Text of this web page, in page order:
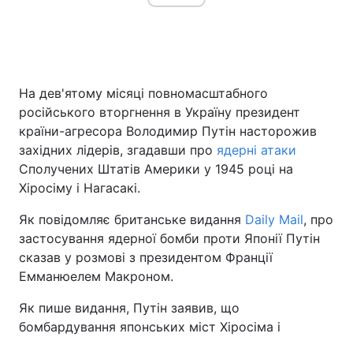
Україна Політика
Економіка Світ
Спорт Наука
Зброя Інциденти
Здоров'я
Цікавинки Погода
На дев'ятому місяці повномасштабного
російського вторгнення в Україну президент
країни-агресора Володимир Путін насторожив
західних лідерів, згадавши про ядерні атаки
Сполучених Штатів Америки у 1945 році на
Хіросіму і Нагасакі.
Як повідомляє британське видання Daily Mail, про
застосування ядерної бомби проти Японії Путін
сказав у розмові з президентом Франції
Емманюелем Макроном.
Як пише видання, Путін заявив, що
бомбардування японських міст Хіросіма і